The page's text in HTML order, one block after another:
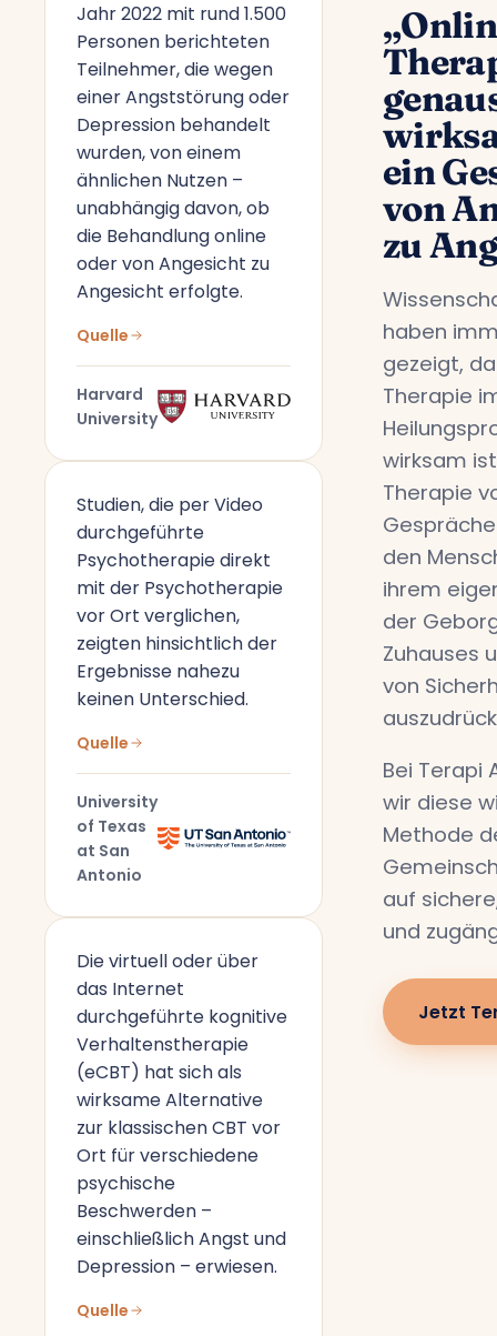
Jahr 2022 mit rund 1.500
Personen berichteten
Teilnehmer, die wegen
einer Angststörung oder
Depression behandelt
wurden, von einem
ähnlichen Nutzen –
unabhängig davon, ob
die Behandlung online
oder von Angesicht zu
Angesicht erfolgte.
Quelle
Harvard
University
Studien, die per Video
durchgeführte
Psychotherapie direkt
mit der Psychotherapie
vor Ort verglichen,
zeigten hinsichtlich der
Ergebnisse nahezu
keinen Unterschied.
Quelle
University
of Texas
at San
Antonio
Die virtuell oder über
das Internet
durchgeführte kognitive
Verhaltenstherapie
(eCBT) hat sich als
wirksame Alternative
zur klassischen CBT vor
Ort für verschiedene
psychische
Beschwerden –
einschließlich Angst und
Depression – erwiesen.
Quelle
ein
von
zu
haben
gezeigt,
Therapie
wirksam
Therapie
den
ihrem
der
Zuhauses
von
Bei Terapi
wir diese
Methode
auf
und
Jetzt